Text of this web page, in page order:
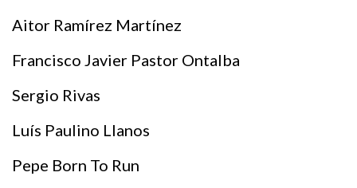
Aitor Ramírez Martínez
Francisco Javier Pastor Ontalba
Sergio Rivas
Luís Paulino Llanos
Pepe Born To Run